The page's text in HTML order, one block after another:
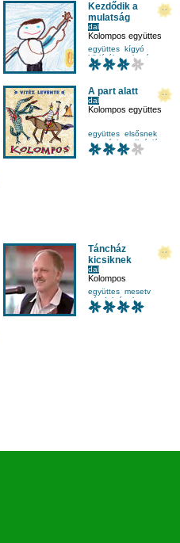
Kezdődik a
mulatság
dal
Kolompos együttes
együttes kígyó
körjáték
mulatság
A part alatt
dal
Kolompos együttes
együttes elsősnek
mozgáskoordináció
népdal
Táncház
kicsiknek
dal
Kolompos
együttes mesetv
népdal
ének-zene